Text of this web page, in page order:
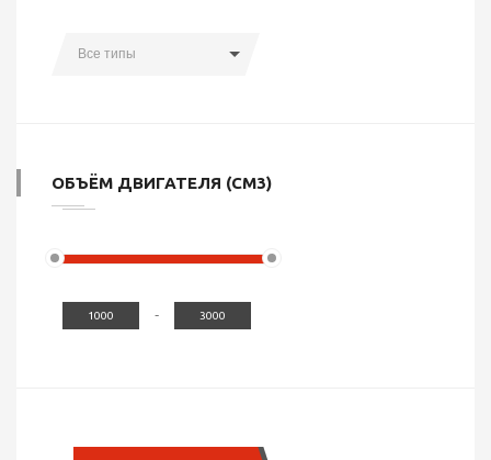
Все типы
ОБЪЁМ ДВИГАТЕЛЯ (СМ3)
-